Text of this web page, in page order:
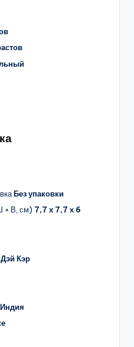
Без упаковки
× В, см) 7,7 х 7,7 х 6
Кэр
Индия